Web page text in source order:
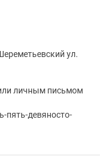
ул.
личным письмом
пять-девяносто-